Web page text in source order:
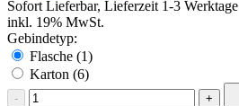
Sofort Lieferbar, Lieferzeit 1-3 Werktage
inkl. 19% MwSt.
Gebindetyp:
Flasche (1)
Karton (6)
- +